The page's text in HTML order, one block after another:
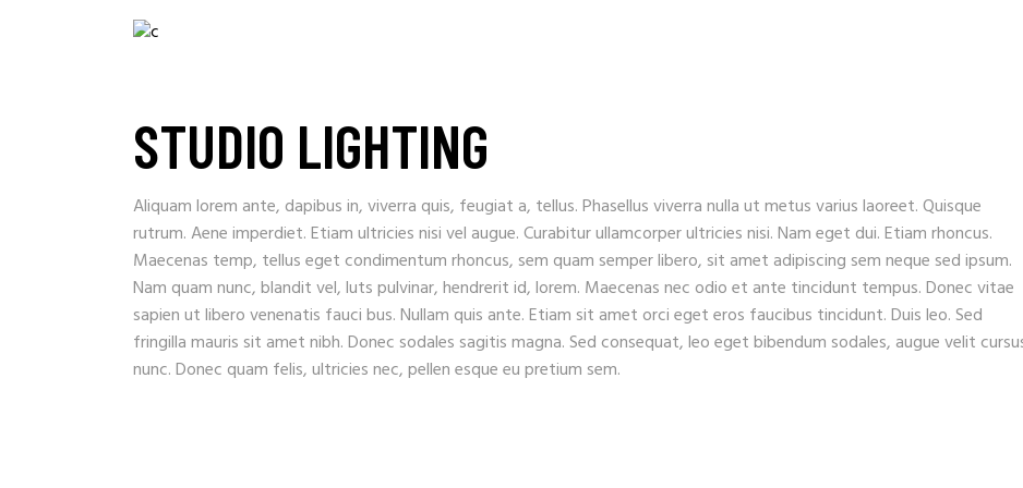
STUDIO LIGHTING
Aliquam lorem ante, dapibus in, viverra quis, feugiat a, tellus. Phasellus viverra nulla ut metus varius laoreet. Quisque
rutrum. Aene imperdiet. Etiam ultricies nisi vel augue. Curabitur ullamcorper ultricies nisi. Nam eget dui. Etiam rhoncus.
Maecenas temp, tellus eget condimentum rhoncus, sem quam semper libero, sit amet adipiscing sem neque sed ipsum.
Nam quam nunc, blandit vel, luts pulvinar, hendrerit id, lorem. Maecenas nec odio et ante tincidunt tempus. Donec vitae
sapien ut libero venenatis fauci bus. Nullam quis ante. Etiam sit amet orci eget eros faucibus tincidunt. Duis leo. Sed
fringilla mauris sit amet nibh. Donec sodales sagitis magna. Sed consequat, leo eget bibendum sodales, augue velit
nunc. Donec quam felis, ultricies nec, pellen esque eu pretium sem.